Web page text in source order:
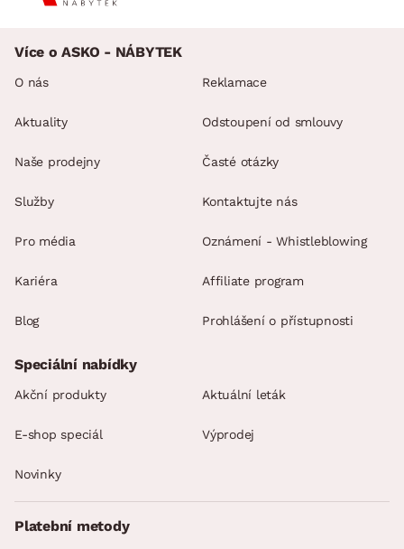
Více o ASKO - NÁBYTEK
O nás
Aktuality
Naše prodejny
Služby
Pro média
Kariéra
Blog
Reklamace
Odstoupení od smlouvy
Časté otázky
Kontaktujte nás
Oznámení - Whistleblowing
Affiliate program
Prohlášení o přístupnosti
Speciální nabídky
Akční produkty Aktuální leták
E-shop speciál Výprodej
Novinky
Platební metody